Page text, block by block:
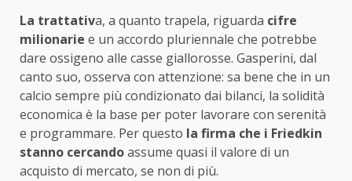
La trattativa, a quanto trapela, riguarda cifre
milionarie e un accordo pluriennale che potrebbe
dare ossigeno alle casse giallorosse. Gasperini, dal
canto suo, osserva con attenzione: sa bene che in un
calcio sempre più condizionato dai bilanci, la solidità
economica è la base per poter lavorare con serenità
e programmare. Per questo la firma che i Friedkin
stanno cercandoassume quasi il valore di un
acquisto di mercato, se non di più.